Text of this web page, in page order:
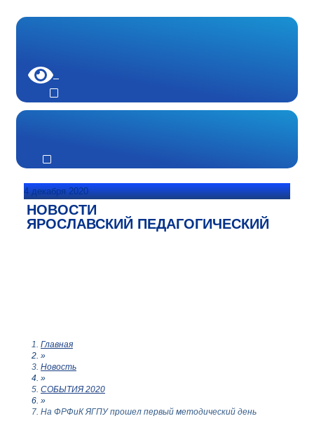
4 декабря 2020
НОВОСТИ
ЯРОСЛАВСКИЙ ПЕДАГОГИЧЕСКИЙ
Главная
»
Новость
»
СОБЫТИЯ 2020
»
На ФРФиК ЯГПУ прошел первый методический день